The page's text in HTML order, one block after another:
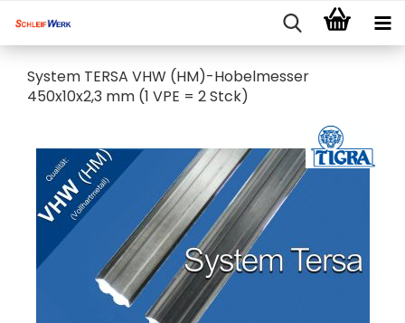
System TERSA VHW (HM)-Hobelmesser
450x10x2,3 mm (1 VPE = 2 Stck)